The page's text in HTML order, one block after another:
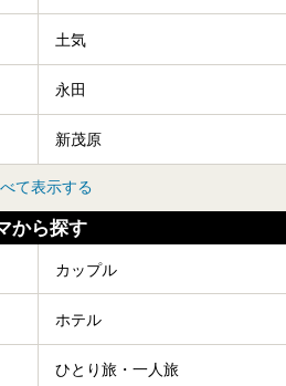
土気
永田
新茂原
て表示する
から探す
カップル
ホテル
ひとり旅・一人旅